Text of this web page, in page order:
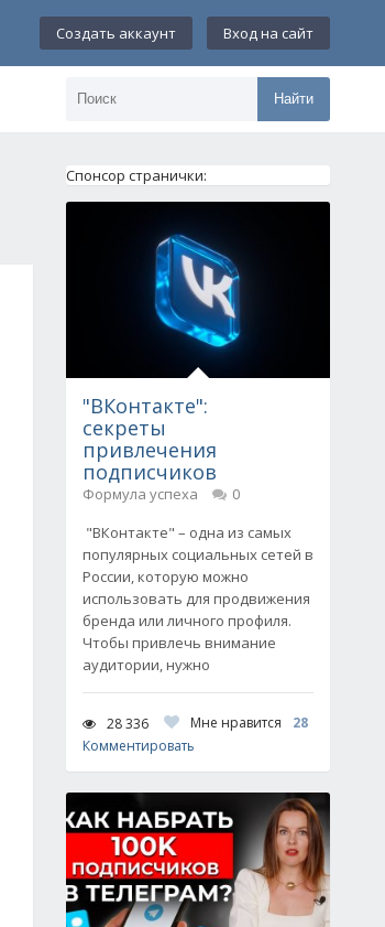
Создать аккаунт Вход на сайт
Найти
Спонсор странички:
"ВКонтакте":
секреты
привлечения
подписчиков
Формула успеха
0
"ВКонтакте" – одна из самых
популярных социальных сетей в
России, которую можно
использовать для продвижения
бренда или личного профиля.
Чтобы привлечь внимание
аудитории, нужно
28 336 Мне нравится
28
Комментировать